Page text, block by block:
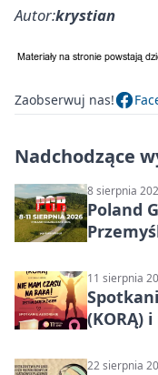
Autor:krystian
Zaobserwuj nas!
Nadchodzące
8 sierpnia
Poland
11 sierpnia
(KORĄ)
22 sierpnia